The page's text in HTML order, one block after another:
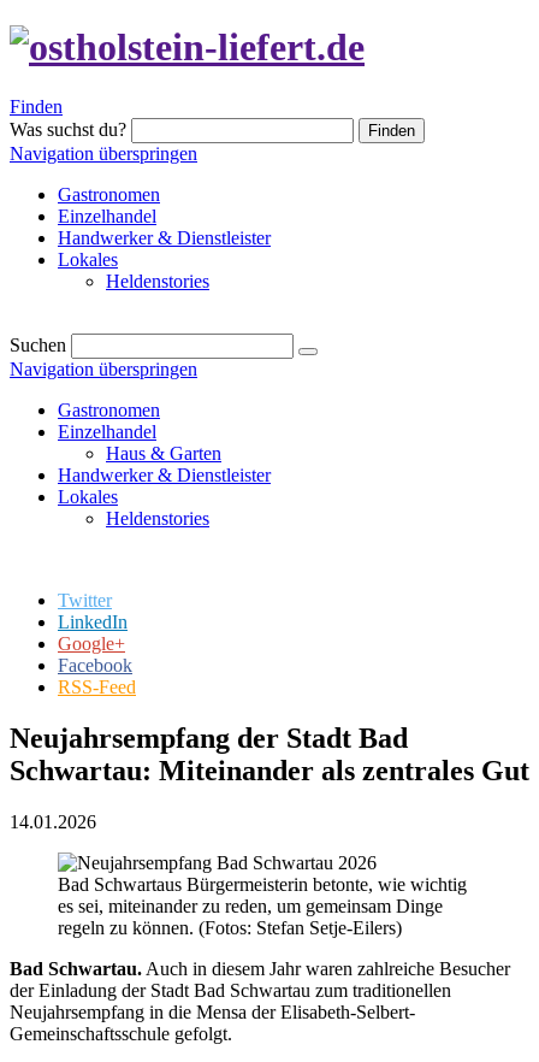
Finden
Was suchst du?
Finden
Navigation überspringen
Gastronomen
Einzelhandel
Handwerker & Dienstleister
Lokales
Heldenstories
Suchen
Navigation überspringen
Gastronomen
Einzelhandel
Haus & Garten
Handwerker & Dienstleister
Lokales
Heldenstories
Twitter
LinkedIn
Google+
Facebook
RSS-Feed
Neujahrsempfang der Stadt Bad
Schwartau: Miteinander als zentrales Gut
14.01.2026
Bad Schwartaus Bürgermeisterin betonte, wie wichtig
es sei, miteinander zu reden, um gemeinsam Dinge
regeln zu können. (Fotos: Stefan Setje-Eilers)
Bad Schwartau. Auch in diesem Jahr waren zahlreiche Besucher
der Einladung der Stadt Bad Schwartau zum traditionellen
Neujahrsempfang in die Mensa der Elisabeth-Selbert-
Gemeinschaftsschule gefolgt.